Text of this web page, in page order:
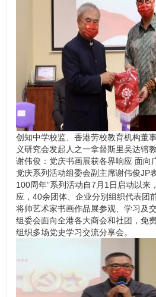
创知中学校监、香港劳校教育机构董
义研究会发起人之一拿督斯里吴达镕
谢伟俊：党庆书画展获各界响应 面向
党庆系列活动组委会副主席谢伟俊JP
100周年”系列活动自7月1日启动以来
应，40余团体、企业分别组织代表团
将帅艺术家书画作品展参观、学习及
组委会面向全港各大商会和社团，免
组织多场党史学习交流分享会。